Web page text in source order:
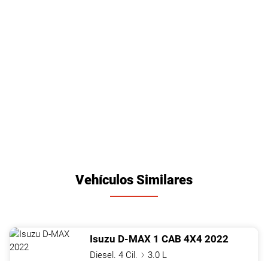
Vehículos Similares
Isuzu D-MAX 1 CAB 4X4 2022
Diesel. 4 Cil.
3.0 L